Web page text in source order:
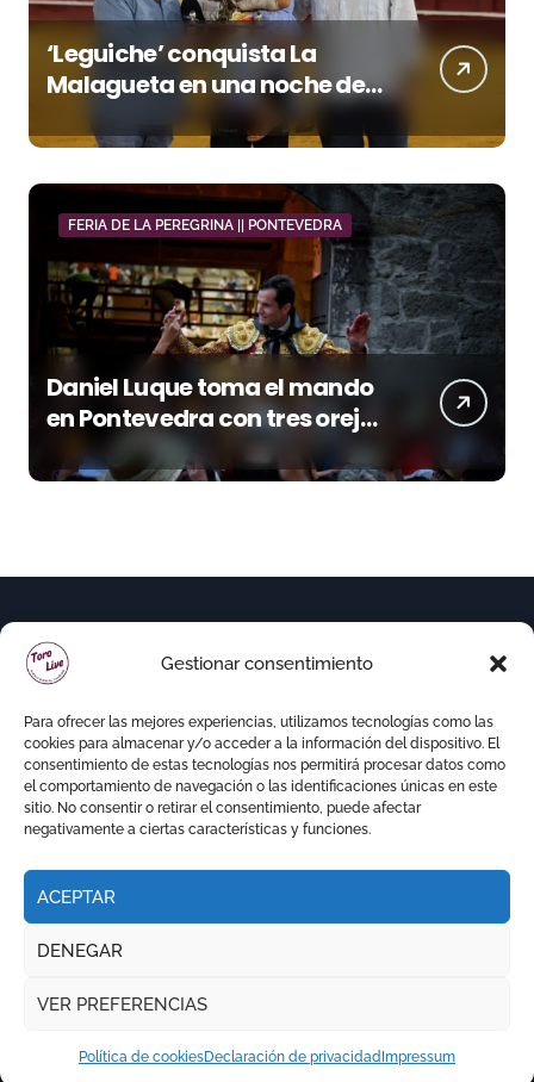
Gestionar consentimiento
Para ofrecer las mejores experiencias, utilizamos tecnologías como las
cookies para almacenar y/o acceder a la información del dispositivo. El
consentimiento de estas tecnologías nos permitirá procesar datos como
el comportamiento de navegación o las identificaciones únicas en este
sitio. No consentir o retirar el consentimiento, puede afectar
negativamente a ciertas características y funciones.
ACEPTAR
DENEGAR
VER PREFERENCIAS
Política de cookiesDeclaración de privacidad Impressum
‘Leguiche’ conquista La
Malagueta en una noche de
recortes, emoción y gran
ambiente
FERIA DE LA PEREGRINA || PONTEVEDRA
Daniel Luque toma el mando
en Pontevedra con tres orejas
y una Puerta Grande de peso
Copyright © Todos los derechos reservados
EL PODCAST DE TOROLIVE